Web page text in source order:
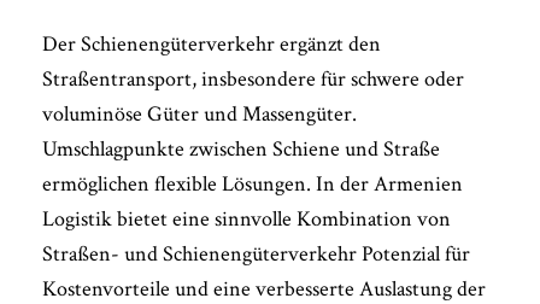
Der Schienengüterverkehr ergänzt den
Straßentransport, insbesondere für schwere oder
voluminöse Güter und Massengüter.
Umschlagpunkte zwischen Schiene und Straße
ermöglichen flexible Lösungen. In der Armenien
Logistik bietet eine sinnvolle Kombination von
Straßen- und Schienengüterverkehr Potenzial für
Kostenvorteile und eine verbesserte Auslastung der